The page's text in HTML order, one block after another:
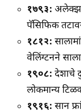
१७९३:
पॅसिफिक
१८१२:
वेलिंग्टनने
१९०८: देशाचे
लोकमान्य
१९१६: सान